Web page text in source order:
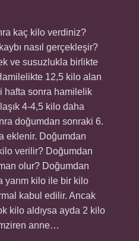
kaç kilo verdiniz?
nasıl gerçekleşir?
ve susuzlukla birlikte
12,5 kilo alan
hafta sonra hamilelik
4-4,5 kilo daha
doğumdan sonraki 6.
eklenir. Doğumdan
verilir? Doğumdan
olur? Doğumdan
yarım kilo ile bir kilo
kabul edilir. Ancak
kilo aldıysa ayda 2 kilo
anne…